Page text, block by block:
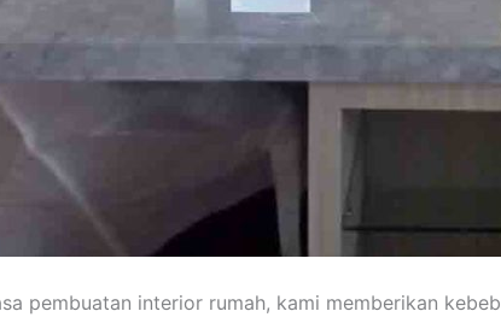
pembuatan interior rumah, kami memberikan